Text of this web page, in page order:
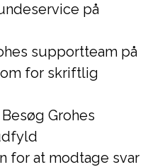
på
supportteam på
for skriftlig
Besøg Grohes
for at modtage svar